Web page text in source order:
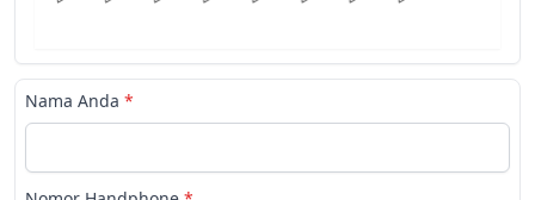
Nama Anda *